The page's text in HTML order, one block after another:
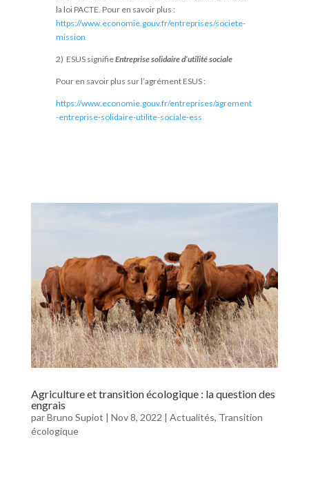
la loi PACTE. Pour en savoir plus :
https://www.economie.gouv.fr/entreprises/societe-
mission
2) ESUS signifieEntreprise solidaire d’utilité sociale
Pour en savoir plus sur l’agrément ESUS :
https://www.economie.gouv.fr/entreprises/agrement
-entreprise-solidaire-utilite-sociale-ess
Agriculture et transition écologique : la question des
engrais
parBruno Supiot | Nov 8, 2022 | Actualités, Transition
écologique